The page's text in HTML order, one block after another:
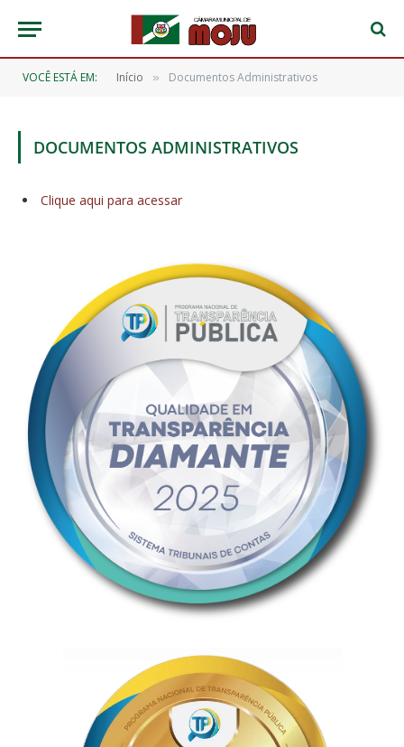
VOCÊ ESTÁ EM: Início » Documentos Administrativos
DOCUMENTOS ADMINISTRATIVOS
Clique aqui para acessar